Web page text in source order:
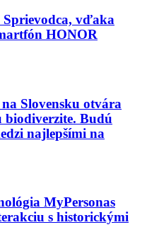
Sprievodca, vďaka
HONOR
Slovensku otvára
biodiverzite. Budú
najlepšími na
MyPersonas
s historickými